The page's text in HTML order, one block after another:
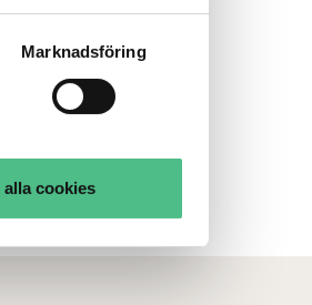
Marknadsföring
alla cookies